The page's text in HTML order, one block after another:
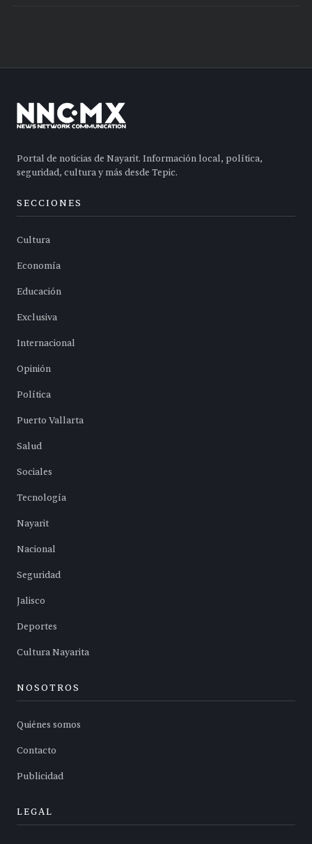
Portal de noticias de Nayarit. Información local, política,
seguridad, cultura y más desde Tepic.
SECCIONES
Cultura
Economía
Educación
Exclusiva
Internacional
Opinión
Política
Puerto Vallarta
Salud
Sociales
Tecnología
Nayarit
Nacional
Seguridad
Jalisco
Deportes
Cultura Nayarita
NOSOTROS
Quiénes somos
Contacto
Publicidad
LEGAL